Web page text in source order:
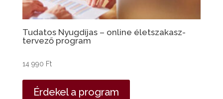
Tudatos Nyugdíjas – online életszakasz-
tervező program
14 990 Ft
Érdekel a program